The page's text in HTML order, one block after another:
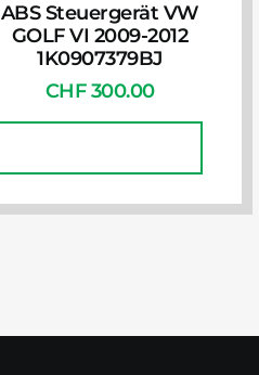
ABS Steuergerät VW
GOLF VI 2009-2012
1K0907379BJ
CHF300.00